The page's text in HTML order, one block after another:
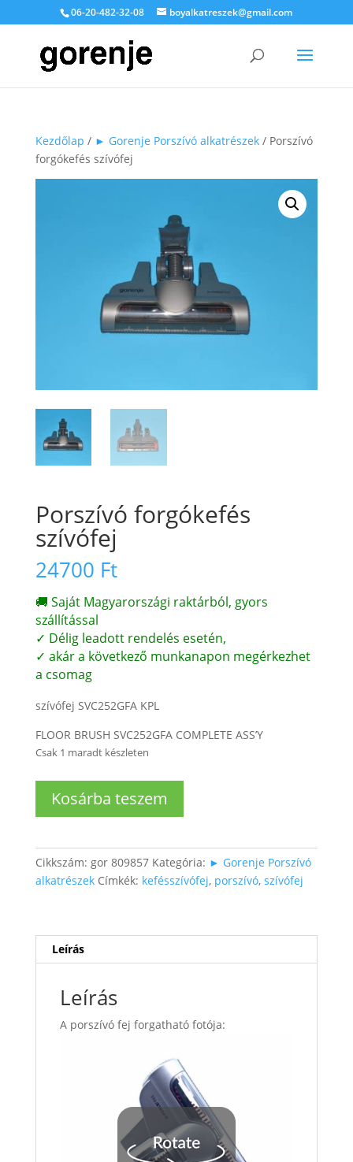
06-20-482-32-08 boyalkatreszek@gmail.com
Kezdőlap / ► Gorenje Porszívó alkatrészek/ Porszívó
forgókefés szívófej
Porszívó forgókefés
szívófej
24700 Ft
🚚 Saját Magyarországi raktárból, gyors
szállítással
✓ Délig leadott rendelés esetén,
✓ akár a következő munkanapon megérkezhet
a csomag
szívófej SVC252GFA KPL
FLOOR BRUSH SVC252GFA COMPLETE ASS’Y
Csak 1 maradt készleten
forgókefés
Kosárba teszem
Cikkszám: gor 809857 Kategória: ► Gorenje Porszívó
alkatrészek Címkék: kefésszívófej, porszívó, szívófej
Leírás
Leírás
A porszívó fej forgatható fotója: